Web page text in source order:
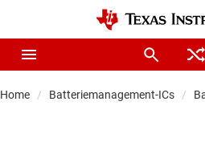
Home Batteriemanagement-ICs